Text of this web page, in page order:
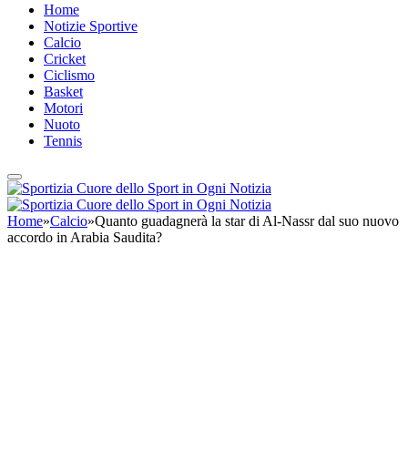
Home
Notizie Sportive
Calcio
Cricket
Ciclismo
Basket
Motori
Nuoto
Tennis
Home»Calcio»Quanto guadagnerà la star di Al-Nassr dal suo nuovo
accordo in Arabia Saudita?